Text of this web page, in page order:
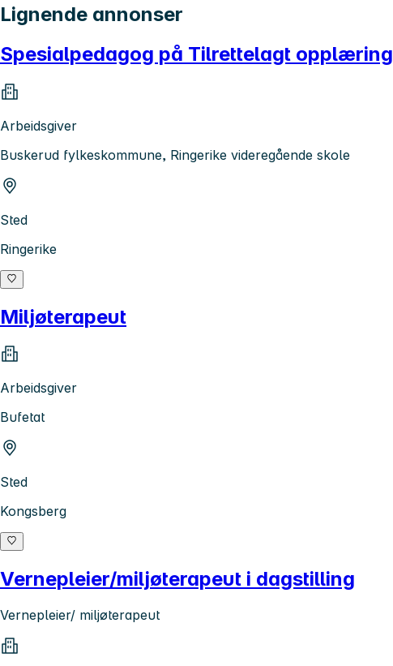
Lignende annonser
Spesialpedagog på Tilrettelagt opplæring
Arbeidsgiver
Buskerud fylkeskommune, Ringerike videregående skole
Sted
Ringerike
Miljøterapeut
Arbeidsgiver
Bufetat
Sted
Kongsberg
Vernepleier/miljøterapeut i dagstilling
Vernepleier/ miljøterapeut